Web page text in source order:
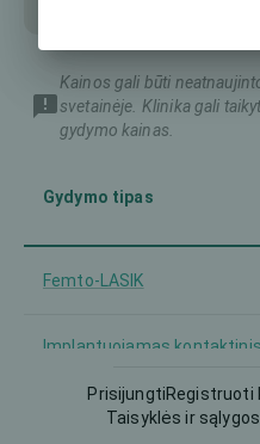
Kainos gali būti
svetainėje. Klinika gali
gydymo kainas.
Gydymo tipas
Femto-LASIK
Implantuojamas kontaktinis
PrisijungtiRegistruoti
Taisyklės ir sąlygos